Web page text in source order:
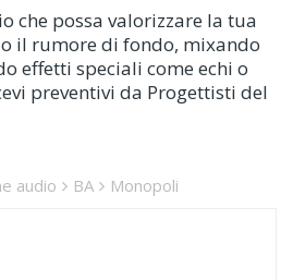
che possa valorizzare la tua
il rumore di fondo, mixando
effetti speciali come echi o
preventivi da Progettisti del
audio BA Monopoli